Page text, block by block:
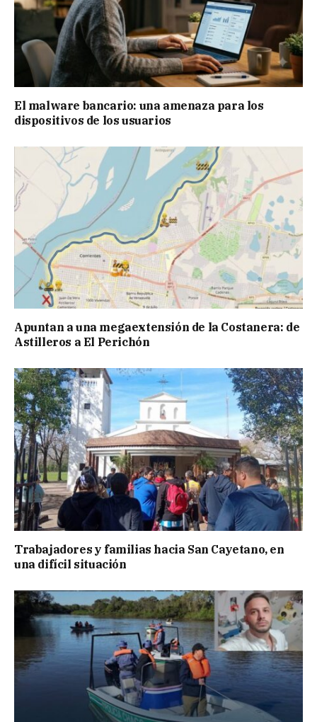
El malware bancario: una amenaza para los
dispositivos de los usuarios
Apuntan a una megaextensión de la Costanera: de
Astilleros a El Perichón
Trabajadores y familias hacia San Cayetano, en
una difícil situación